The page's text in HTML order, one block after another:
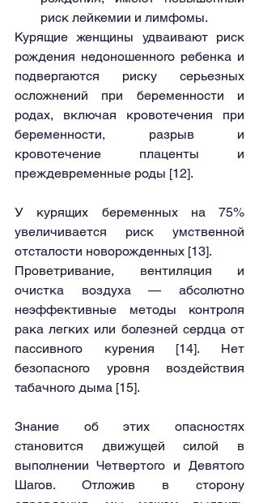
риск лейкемии и лимфомы.
Курящие женщины удваивают риск
рождения недоношенного ребенка и
подвергаются риску серьезных
осложнений при беременности и
родах, включая кровотечения при
беременности, разрыв и
кровотечение плаценты и
преждевременные роды [12].
У курящих беременных на 75%
увеличивается риск умственной
отсталости новорожденных [13].
Проветривание, вентиляция и
очистка воздуха — абсолютно
неэффективные методы контроля
рака легких или болезней сердца от
пассивного курения [14]. Нет
безопасного уровня воздействия
табачного дыма [15].
Знание об этих опасностях
становится движущей силой в
выполнении Четвертого и Девятого
Шагов. Отложив в сторону